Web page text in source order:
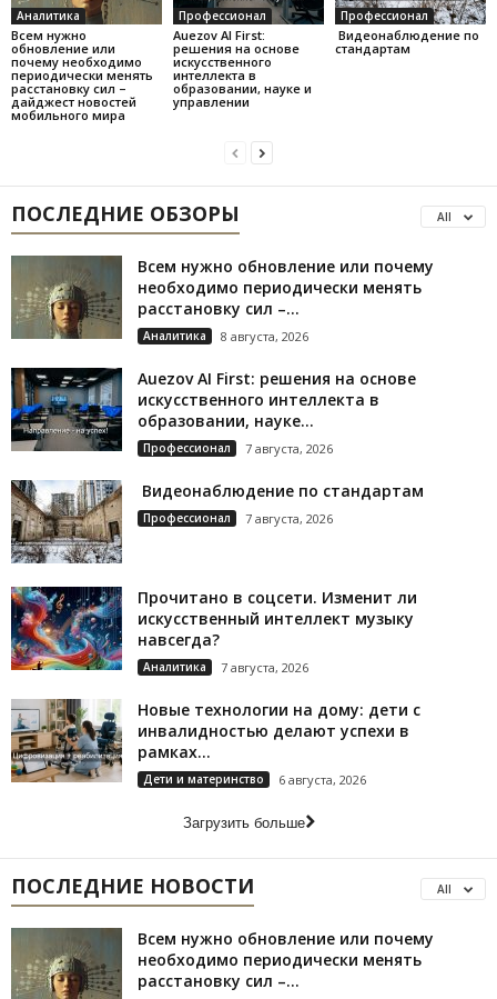
Аналитика
Всем нужно
обновление или
почему необходимо
периодически менять
расстановку сил –
дайджест новостей
мобильного мира
Профессионал
Auezov AI First:
решения на основе
искусственного
интеллекта в
образовании, науке и
управлении
Профессионал
Видеонаблюдение по
стандартам
ПОСЛЕДНИЕ ОБЗОРЫ All
Всем нужно обновление или почему
необходимо периодически менять
расстановку сил –...
Аналитика 8 августа, 2026
Auezov AI First: решения на основе
искусственного интеллекта в
образовании, науке...
Профессионал 7 августа, 2026
Видеонаблюдение по стандартам
Профессионал 7 августа, 2026
Прочитано в соцсети. Изменит ли
искусственный интеллект музыку
навсегда?
Аналитика 7 августа, 2026
Новые технологии на дому: дети с
инвалидностью делают успехи в
рамках...
Дети и материнство 6 августа, 2026
Загрузить больше
ПОСЛЕДНИЕ НОВОСТИ All
Всем нужно обновление или почему
необходимо периодически менять
расстановку сил –...